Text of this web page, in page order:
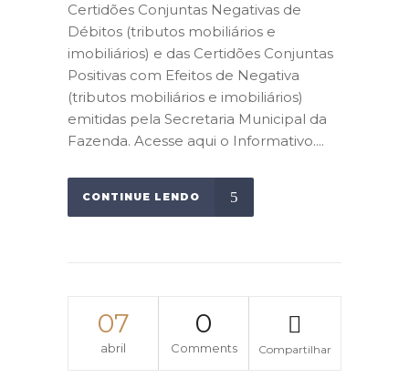
Certidões Conjuntas Negativas de
Débitos (tributos mobiliários e
imobiliários) e das Certidões Conjuntas
Positivas com Efeitos de Negativa
(tributos mobiliários e imobiliários)
emitidas pela Secretaria Municipal da
Fazenda. Acesse aqui o Informativo....
CONTINUE LENDO
07
abril
0
Comments Compartilhar